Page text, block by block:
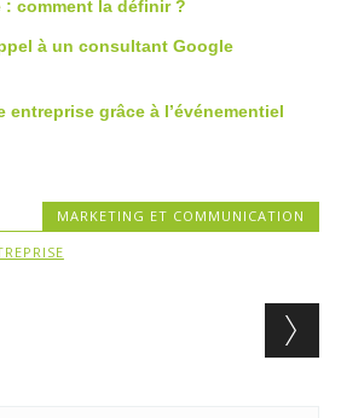
: comment la définir ?
à un consultant Google
entreprise grâce à l’événementiel
MARKETING ET COMMUNICATION